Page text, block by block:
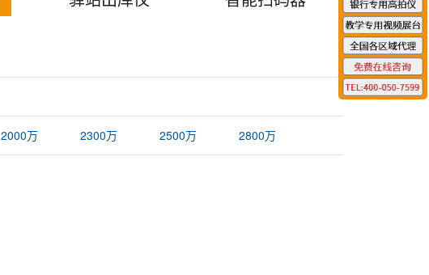
2000万 2300万 2500万 2800万